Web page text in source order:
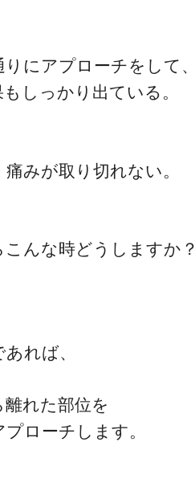
にアプローチをして、
しっかり出ている。
みが取り切れない。
こんな時どうしますか？
れば、
離れた部位を
ローチします。